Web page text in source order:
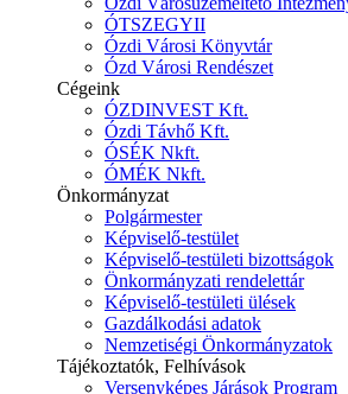
ÓTSZEGYII
Ózdi Városi Könyvtár
Ózd Városi Rendészet
Cégeink
ÓZDINVEST Kft.
Ózdi Távhő Kft.
ÓSÉK Nkft.
ÓMÉK Nkft.
Önkormányzat
Polgármester
Képviselő-testület
Képviselő-testületi bizottságok
Önkormányzati rendelettár
Képviselő-testületi ülések
Gazdálkodási adatok
Nemzetiségi Önkormányzatok
Tájékoztatók, Felhívások
Versenyképes Járások Program